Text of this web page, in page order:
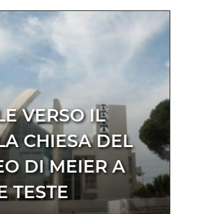
VERSO IL
CHIESA DEL
DI MEIER A
TESTE